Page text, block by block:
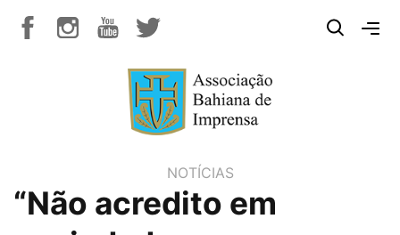
NOTÍCIAS
“Não acredito em